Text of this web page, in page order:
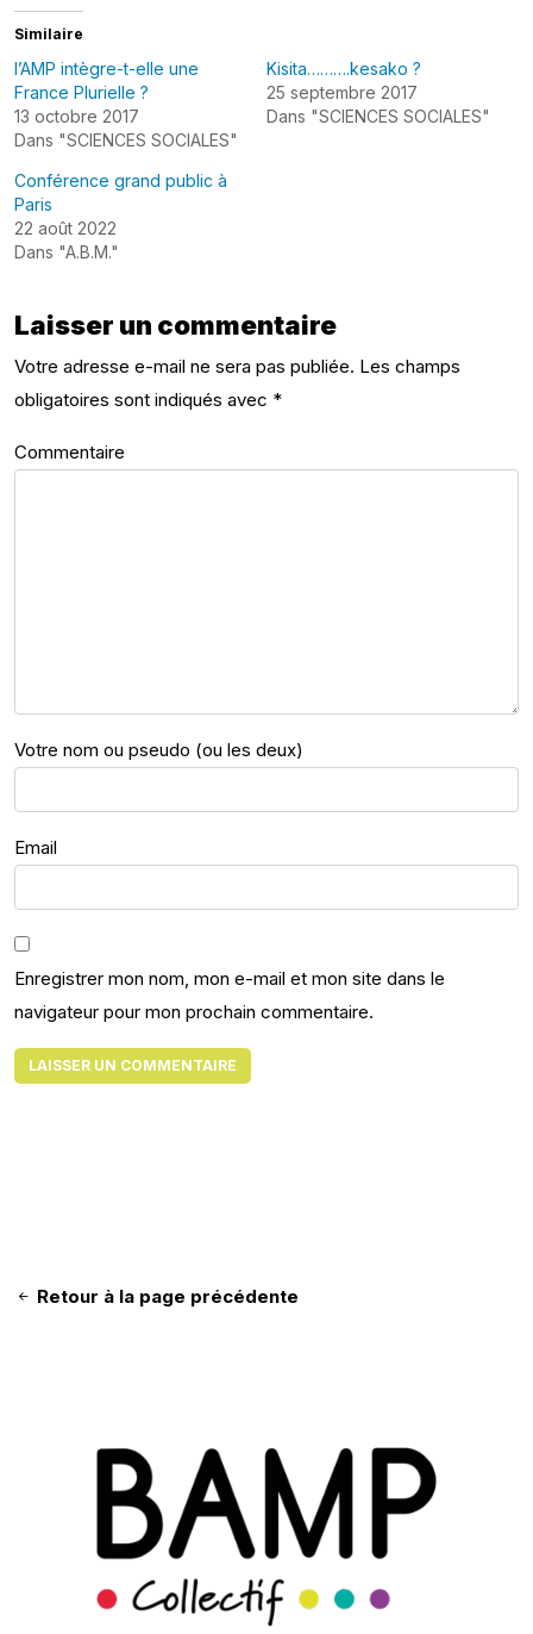
Retour à la page précédente
Similaire
l’AMP intègre-t-elle une
France Plurielle ?
13 octobre 2017
Dans "SCIENCES SOCIALES"
Kisita……….kesako ?
25 septembre 2017
Dans "SCIENCES SOCIALES"
Conférence grand public à
Paris
22 août 2022
Dans "A.B.M."
Laisser un commentaire
Votre adresse e-mail ne sera pas publiée. Les champs
obligatoires sont indiqués avec *
Commentaire
Votre nom ou pseudo (ou les deux)
Email
Enregistrer mon nom, mon e-mail et mon site dans le
navigateur pour mon prochain commentaire.